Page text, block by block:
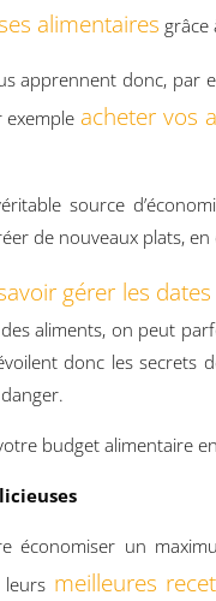
alimentaires grâce
apprennent donc, par
acheter vos
source
de nouveaux plats, en
gérer les
aliments, on peut
donc les
budget alimentaire
économiser un
leurs meilleures